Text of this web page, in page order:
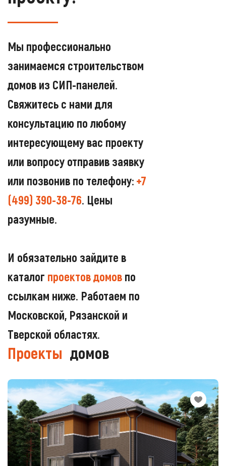
Мы профессионально
занимаемся строительством
домов из СИП-панелей.
Свяжитесь с нами для
консультацию по любому
интересующему вас проекту
или вопросу отправив заявку
или позвонив по телефону: +7
(499) 390-38-76. Цены
разумные.
И обязательно зайдите в
каталог проектов домов по
ссылкам ниже. Работаем по
Московской, Рязанской и
Тверской областях.
Проекты домов